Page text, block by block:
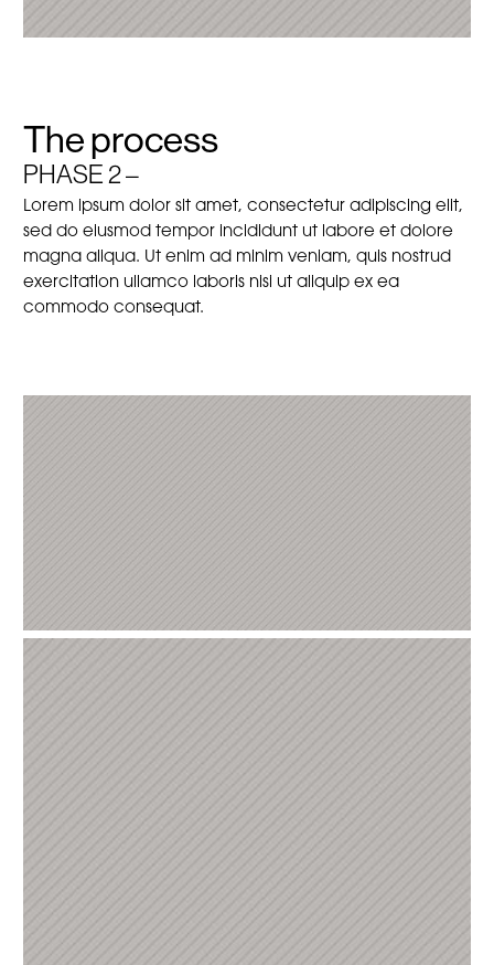
The process
PHASE 2 –
Lorem ipsum dolor sit amet, consectetur adipiscing elit,
sed do eiusmod tempor incididunt ut labore et dolore
magna aliqua. Ut enim ad minim veniam, quis nostrud
exercitation ullamco laboris nisi ut aliquip ex ea
commodo consequat.